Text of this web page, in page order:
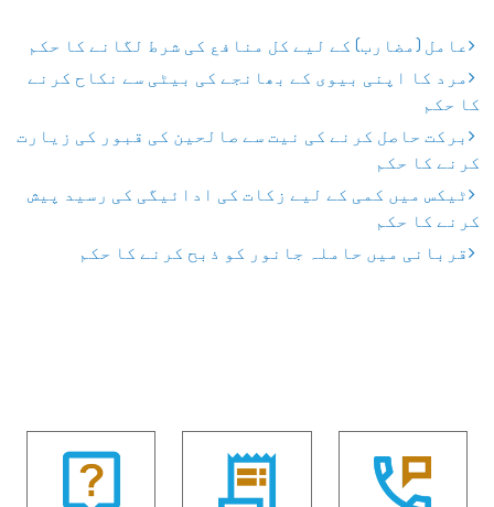
عامل (مضارب) کے لیے کل منافع کی شرط لگانے کا حکم
مرد کا اپنی بیوی کے بھانجے کی بیٹی سے نکاح کرنے
کا حکم
برکت حاصل کرنے کی نیت سے صالحین کی قبور کی زیارت
کرنے کا حکم
ٹیکس میں کمی کے لیے زکات کی ادائیگی کی رسید پیش
کرنے کا حکم
قربانی میں حاملہ جانور کو ذبح کرنے کا حکم